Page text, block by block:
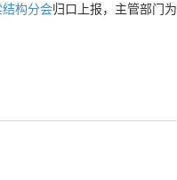
构分会归口上报，主管部门为